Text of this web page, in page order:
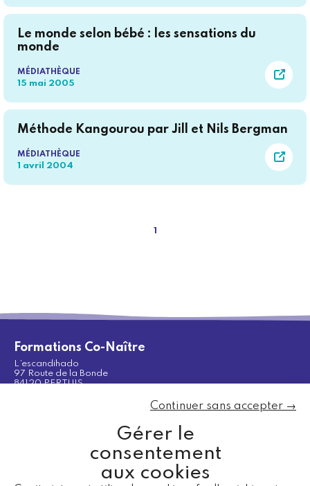
Gérer le
consentement
aux cookies
Continuer sans accepter →
Le monde selon bébé : les sensations du
monde
MÉDIATHÈQUE
15 mai 2005
Méthode Kangourou par Jill et Nils Bergman
MÉDIATHÈQUE
1 avril 2004
1
Formations Co-Naître
L’escandihado
97 Route de la Bonde
84120 PERTUIS